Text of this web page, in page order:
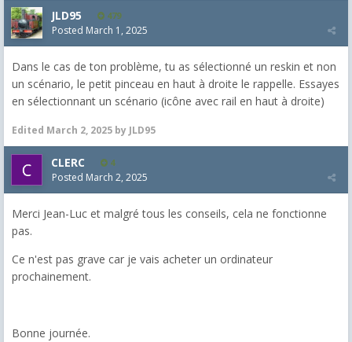
JLD95 479
Posted March 1, 2025
Dans le cas de ton problème, tu as sélectionné un reskin et non
un scénario, le petit pinceau en haut à droite le rappelle. Essayes
en sélectionnant un scénario (icône avec rail en haut à droite)
Edited March 2, 2025 by JLD95
CLERC 4
Posted March 2, 2025
Merci Jean-Luc et malgré tous les conseils, cela ne fonctionne
pas.
Ce n'est pas grave car je vais acheter un ordinateur
prochainement.
Bonne journée.